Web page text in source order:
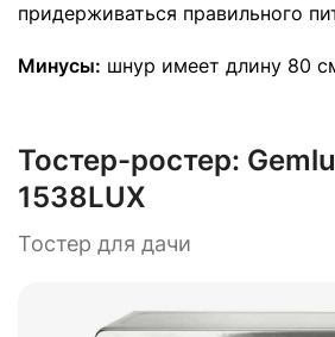
придерживаться правильного
Минусы: шнур имеет длину 80
Тостер-ростер:
1538LUX
Тостер для дачи